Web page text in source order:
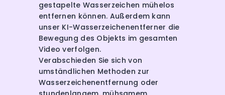
gestapelte Wasserzeichen mühelos
entfernen können. Außerdem kann
unser KI-Wasserzeichenentferner die
Bewegung des Objekts im gesamten
Video verfolgen.
Verabschieden Sie sich von
umständlichen Methoden zur
Wasserzeichenentfernung oder